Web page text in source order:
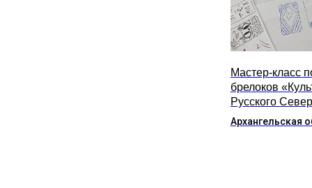
Мастер-класс
брелоков
Русского
Архангельская